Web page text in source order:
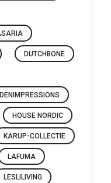
DUTCHBONE
HOUSE NORDIC
KARUP-COLLECTIE
LAFUMA
LESLILIVING